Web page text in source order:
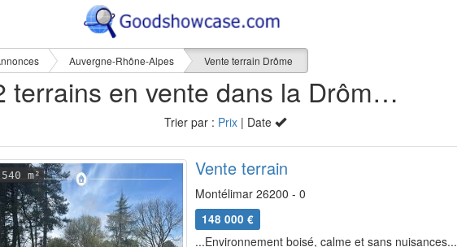
Auvergne-Rhône-Alpes Vente terrain Drôme
112 terrains en vente dans la Drôme (26)
Trier par : Prix| Date
540 m² Vente terrain
Montélimar 26200 - 0
148 000 €
...Environnement boisé, calme et sans nuisances...